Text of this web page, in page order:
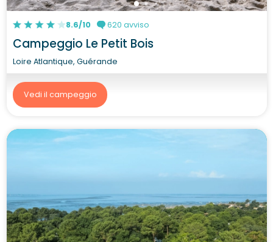
8.6/10 620 avviso
Campeggio Le Petit Bois
Loire Atlantique, Guérande
Vedi il campeggio